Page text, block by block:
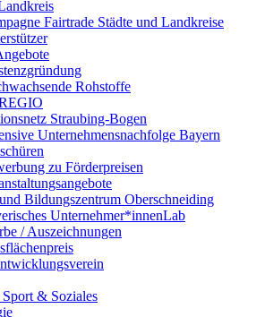
Fairtrade Städte und Landkreise
Rohstoffe
Straubing-Bogen
Unternehmensnachfolge Bayern
zu Förderpreisen
Bildungszentrum Oberschneiding
Unternehmer*innenLab
/ Auszeichnungen
& Soziales